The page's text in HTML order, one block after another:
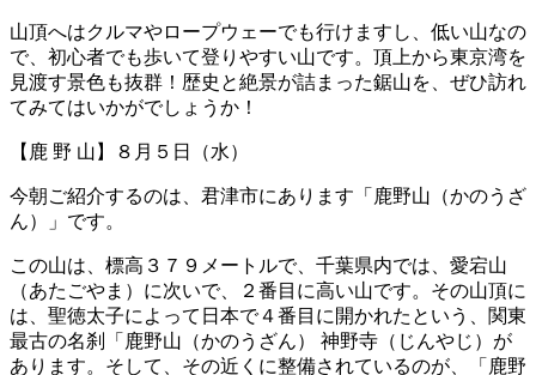
山頂へはクルマやロープウェーでも行けますし、低い山なの
で、初心者でも歩いて登りやすい山です。頂上から東京湾を
見渡す景色も抜群！歴史と絶景が詰まった鋸山を、ぜひ訪れ
てみてはいかがでしょうか！
【鹿 野 山】８月５日（水）
今朝ご紹介するのは、君津市にあります「鹿野山（かのうざ
ん）」です。
この山は、標高３７９メートルで、千葉県内では、愛宕山
（あたごやま）に次いで、２番目に高い山です。その山頂に
は、聖徳太子によって日本で４番目に開かれたという、関東
最古の名刹「鹿野山（かのうざん） 神野寺（じんやじ）が
あります。そして、その近くに整備されているのが、「鹿野